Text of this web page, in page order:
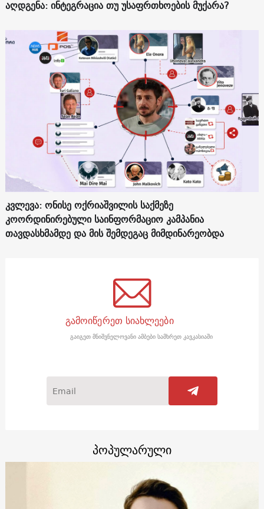
აღდგენა: ინტეგრაცია თუ უსაფრთხოების მუქარა?
კვლევა: ონისე ოქრიაშვილის საქმეზე
კოორდინირებული საინფორმაციო კამპანია
თავდასხმამდე და მის შემდეგაც მიმდინარეობდა
გამოიწერეთ სიახლეები
გაიგეთ მნიშვნელოვანი ამბები სამხრეთ კავკასიაში
პოპულარული